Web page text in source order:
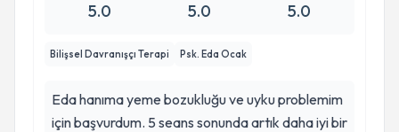
5.0 5.0 5.0
Bilişsel Davranışçı Terapi Psk. Eda Ocak
Eda hanıma yeme bozukluğu ve uyku problemim
için başvurdum. 5 seans sonunda artık daha iyi bir